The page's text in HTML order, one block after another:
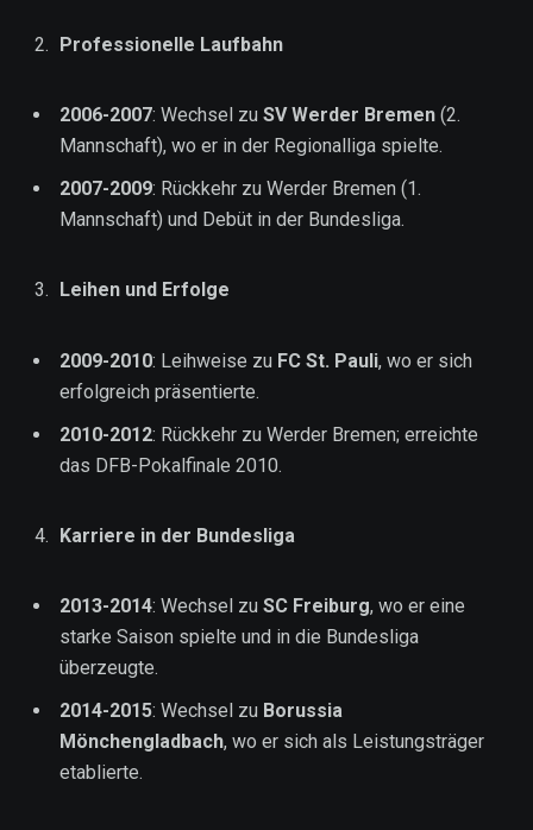
Professionelle Laufbahn
2006-2007: Wechsel zu SV Werder Bremen (2.
Mannschaft), wo er in der Regionalliga spielte.
2007-2009: Rückkehr zu Werder Bremen (1.
Mannschaft) und Debüt in der Bundesliga.
Leihen und Erfolge
2009-2010: Leihweise zu FC St. Pauli, wo er sich
erfolgreich präsentierte.
2010-2012: Rückkehr zu Werder Bremen; erreichte
das DFB-Pokalfinale 2010.
Karriere in der Bundesliga
2013-2014: Wechsel zu SC Freiburg, wo er eine
starke Saison spielte und in die Bundesliga
überzeugte.
2014-2015: Wechsel zu Borussia
Mönchengladbach, wo er sich als Leistungsträger
etablierte.